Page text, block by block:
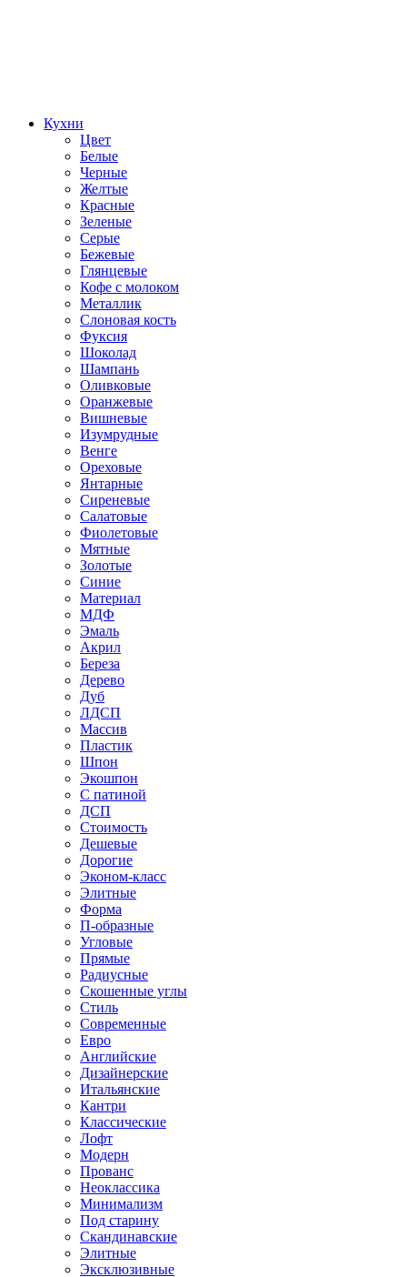
Кухни
Цвет
Белые
Черные
Желтые
Красные
Зеленые
Серые
Бежевые
Глянцевые
Кофе с молоком
Металлик
Слоновая кость
Фуксия
Шоколад
Шампань
Оливковые
Оранжевые
Вишневые
Изумрудные
Венге
Ореховые
Янтарные
Сиреневые
Салатовые
Фиолетовые
Мятные
Золотые
Синие
Материал
МДФ
Эмаль
Акрил
Береза
Дерево
Дуб
ЛДСП
Массив
Пластик
Шпон
Экошпон
С патиной
ДСП
Стоимость
Дешевые
Дорогие
Эконом-класс
Элитные
Форма
П-образные
Угловые
Прямые
Радиусные
Скошенные углы
Стиль
Современные
Евро
Английские
Дизайнерские
Итальянские
Кантри
Классические
Лофт
Модерн
Прованс
Неоклассика
Минимализм
Под старину
Скандинавские
Элитные
Эксклюзивные